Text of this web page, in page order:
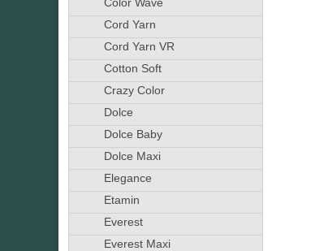
Color Wave
Cord Yarn
Cord Yarn VR
Cotton Soft
Crazy Color
Dolce
Dolce Baby
Dolce Maxi
Elegance
Etamin
Everest
Everest Maxi